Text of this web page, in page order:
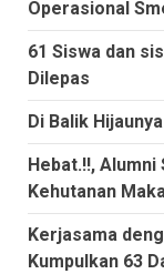
Operasional
61 Siswa dan
Dilepas
Di Balik
Hebat.!!, Alumni
Kehutanan
Kerjasama
Kumpulkan 63